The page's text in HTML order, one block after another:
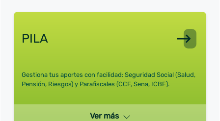
PILA
Gestiona tus aportes con facilidad: Seguridad Social (Salud,
Pensión, Riesgos) y Parafiscales (CCF, Sena, ICBF).
Ver más